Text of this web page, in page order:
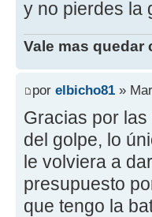
y no pierdes la
Vale mas quedar
por elbicho81 »
Gracias por
del golpe, lo
le volviera a
presupuesto
que tengo la